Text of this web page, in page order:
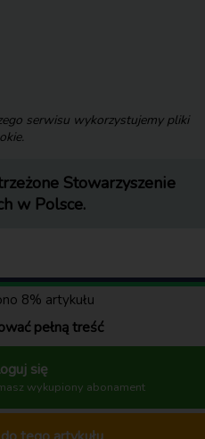
8% artykułu
pełną treść
się
wykupiony abonament
serwisu wykorzystujemy pliki
Stowarzyszenie
w Polsce.